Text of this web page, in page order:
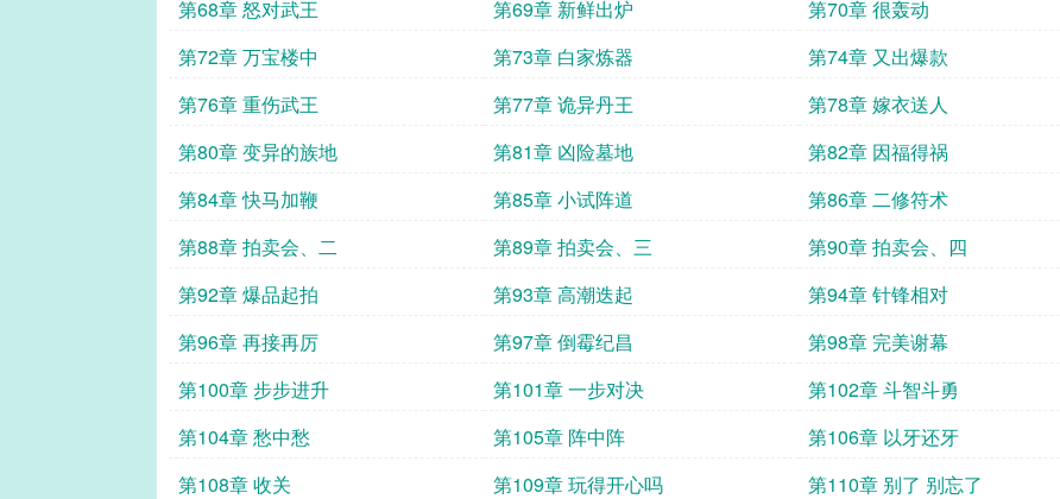
第68章 怒对武王
第69章 新鲜出炉 第70章 很轰动
第72章 万宝楼中
第73章 白家炼器 第74章 又出爆款
第76章 重伤武王
第77章 诡异丹王 第78章 嫁衣送人
第80章 变异的族地
第81章 凶险墓地 第82章 因福得祸
第84章 快马加鞭
第85章 小试阵道 第86章 二修符术
第88章 拍卖会、二
第89章 拍卖会、三 第90章 拍卖会、四
第92章 爆品起拍
第93章 高潮迭起 第94章 针锋相对
第96章 再接再厉
第97章 倒霉纪昌 第98章 完美谢幕
第100章 步步进升
第101章 一步对决 第102章 斗智斗勇
第104章 愁中愁
第105章 阵中阵 第106章 以牙还牙
第108章 收关
第109章 玩得开心吗 第110章 别了 别忘了